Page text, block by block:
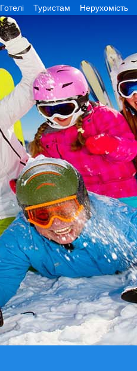
Готелі Туристам Нерухомість